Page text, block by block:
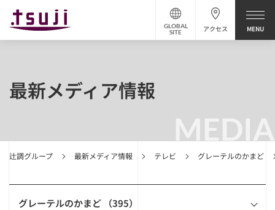
アクセス
GLOBAL
SITE
MEDIA
辻調グループ 最新メディア情報 テレビ グレーテルのかまど
最新メディア情報
グレーテルのかまど （395）